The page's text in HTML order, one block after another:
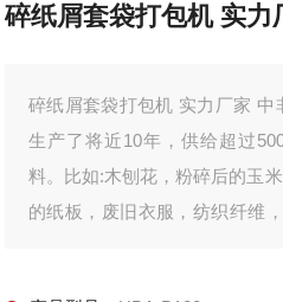
碎纸屑套袋打包机 实力
碎纸屑套袋打包机 实力厂家 中非常成熟的一款产品，我们已经
生产了将近10年，供给超过
料。比如:木刨花，粉碎后的玉
的纸板，废旧衣服，纺织纤维